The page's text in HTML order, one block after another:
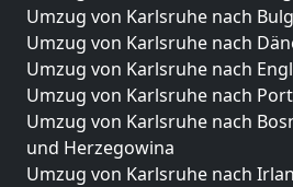
Umzug von Karlsruhe nach
Umzug von Karlsruhe nach
Umzug von Karlsruhe nach
Umzug von Karlsruhe nach
Umzug von Karlsruhe nach
und Herzegowina
Umzug von Karlsruhe nach